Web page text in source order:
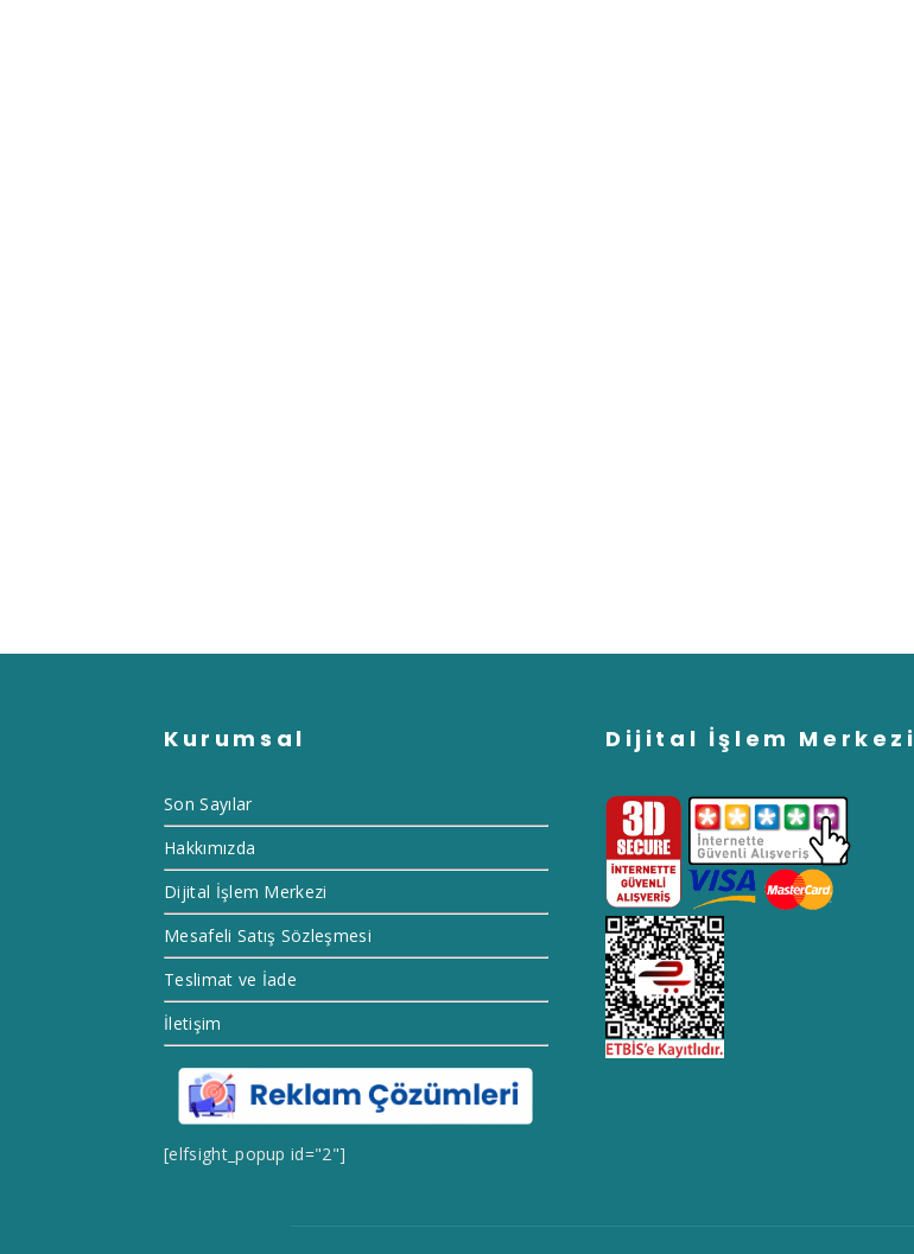
Kurumsal
Son Sayılar
Hakkımızda
Dijital İşlem Merkezi
Mesafeli Satış Sözleşmesi
Teslimat ve İade
İletişim
[elfsight_popup id="2"]
Dijital İşlem Merkezi